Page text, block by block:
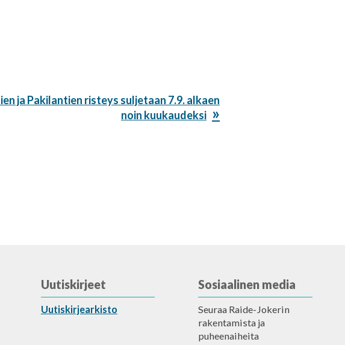
ja Pakilantien risteys suljetaan 7.9. alkaen
noin kuukaudeksi
Uutiskirjeet
Uutiskirjearkisto
Sosiaalinen media
Seuraa Raide-Jokerin
rakentamista ja
puheenaiheita